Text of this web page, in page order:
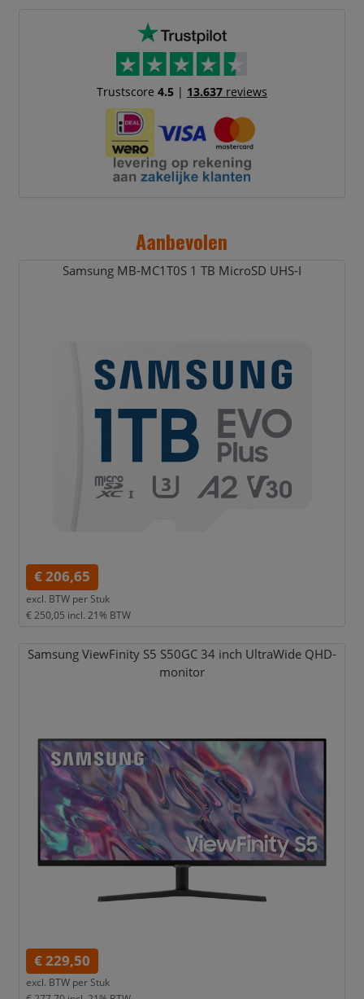
Trustscore 4.5| 13.637reviews
Aanbevolen
Samsung MB-MC1T0S 1 TB MicroSD UHS-I
€ 206,65
excl. BTW per Stuk
€ 250,05 incl. 21% BTW
Samsung ViewFinity S5 S50GC 34 inch UltraWide QHD-
monitor
€ 229,50
excl. BTW per Stuk